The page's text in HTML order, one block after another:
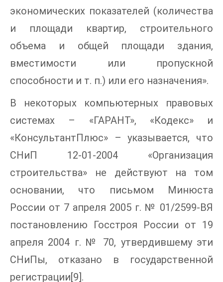
экономических показателей (количества
и площади квартир, строительного
объема и общей площади здания,
вместимости или пропускной
способности и т. п.) или его назначения».
В некоторых компьютерных правовых
системах – «ГАРАНТ», «Кодекс» и
«КонсультантПлюс» – указывается, что
СНиП 12-01-2004 «Организация
строительства» не действуют на том
основании, что письмом Минюста
России от 7 апреля 2005 г. № 01/2599-ВЯ
постановлению Госстроя России от 19
апреля 2004 г. № 70, утвердившему эти
СНиПы, отказано в государственной
регистрации[9].